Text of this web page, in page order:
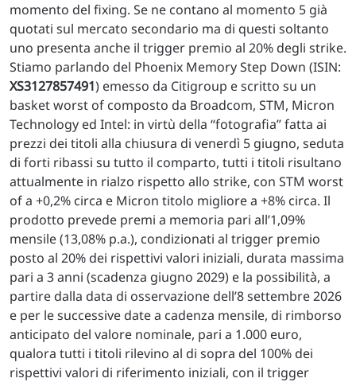
momento del fixing. Se ne contano al momento 5 già
quotati sul mercato secondario ma di questi soltanto
uno presenta anche il trigger premio al 20% degli strike.
Stiamo parlando del Phoenix Memory Step Down (ISIN:
XS3127857491) emesso da Citigroup e scritto su un
basket worst of composto da Broadcom, STM, Micron
Technology ed Intel: in virtù della “fotografia” fatta ai
prezzi dei titoli alla chiusura di venerdì 5 giugno, seduta
di forti ribassi su tutto il comparto, tutti i titoli risultano
attualmente in rialzo rispetto allo strike, con STM worst
of a +0,2% circa e Micron titolo migliore a +8% circa. Il
prodotto prevede premi a memoria pari all’1,09%
mensile (13,08% p.a.), condizionati al trigger premio
posto al 20% dei rispettivi valori iniziali, durata massima
pari a 3 anni (scadenza giugno 2029) e la possibilità, a
partire dalla data di osservazione dell’8 settembre 2026
e per le successive date a cadenza mensile, di rimborso
anticipato del valore nominale, pari a 1.000 euro,
qualora tutti i titoli rilevino al di sopra del 100% dei
rispettivi valori di riferimento iniziali, con il trigger